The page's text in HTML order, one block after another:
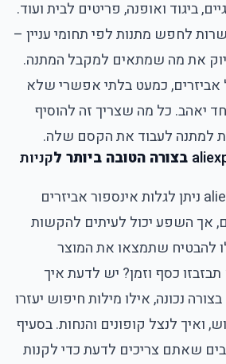
ביגוד ואופנה, פריטים לבית ועוד.
לחפש מתנות לפי תחומי עניין –
את מה שמתאים למקבל המתנה.
כמעט בלתי אפשרי שלא
יאהב. כל מה שצריך זה להוסיף
למתנה לעבוד את הקסם שלה.
בצורה הטובה ביותר לקניות
בפלטפורמה aliexpress ניתן לגלות אינספור אביזרים
אך השפע יכול לעיתים להקשות
להבטיח שתמצאו את המוצר
כסף וזמן? יש לדעת איך
נכונה, אילו מילות חיפוש יעזרו
ואיך לנצל קופונים והנחות. בסעיף
שאתם צריכים לדעת כדי לקנות